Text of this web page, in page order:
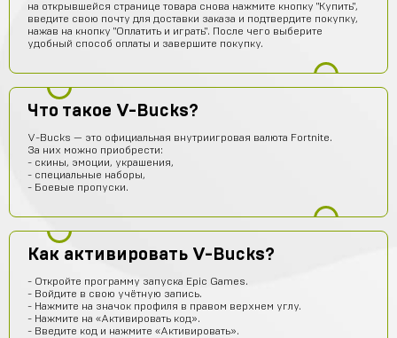
на открывшейся странице товара снова нажмите кнопку "Купить",
введите свою почту для доставки заказа и подтвердите покупку,
нажав на кнопку "Оплатить и играть". После чего выберите
удобный способ оплаты и завершите покупку.
Что такое V-Bucks?
V-Bucks — это официальная внутриигровая валюта Fortnite.
За них можно приобрести:
- скины, эмоции, украшения,
- специальные наборы,
- Боевые пропуски.
Как активировать V-Bucks?
- Откройте программу запуска Epic Games.
- Войдите в свою учётную запись.
- Нажмите на значок профиля в правом верхнем углу.
- Нажмите на «Активировать код».
- Введите код и нажмите «Активировать».
Pizdavam 14 часов назад
TOP
12 часов назад
Помогите пж я ввёл не правильный эмаил но за аккаунт
уже заплатил подскажите что делать?
Обратитесь к нам в поддержку по контактам,
представленным на сайте. Вам обязательно
помогут получить заказ.
Илья Чупраков
Подскажите как решить проблему с оплатой через
телефон, вечная загрузка
Артём Пащенко